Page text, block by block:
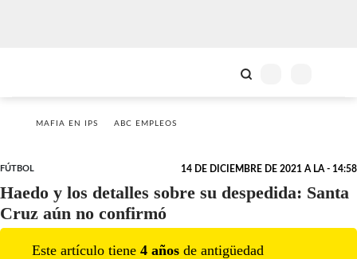
MAFIA EN IPS ABC EMPLEOS
FÚTBOL 14 DE DICIEMBRE DE 2021 A LA - 14:58
Haedo y los detalles sobre su despedida: Santa
Cruz aún no confirmó
Este artículo tiene 4 años de antigüedad